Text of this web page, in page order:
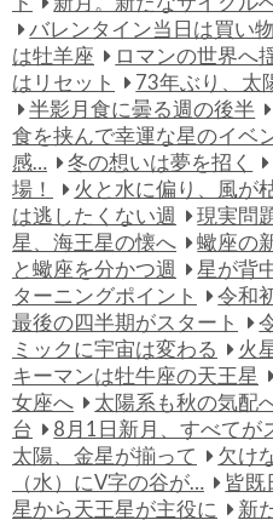
バレンタイン当日は買い物
は牡羊座
ロマンの世界へ
はリセット
73年ぶり、太
半影月食に曇る週の後半
食を挟んで幸運な星のイベ
感…
冬の想いは夢を招く
場！
火と水に偏り、風が
は逃したくない週
現実問
星、海王星の懐へ
蠍座の
と蠍座を分かつ週
星が背
ターニングポイント
令和
最後の四半期がスタート
ミックに宇宙は変わる
火
キーマンは牡牛座の天王星
女座へ
太陽系も秋の気配
台
8月1日新月、すべてが
太陽、金星が揃って
欠け
（水）にV字の谷が…
皆既
星から天王星が主役に
新